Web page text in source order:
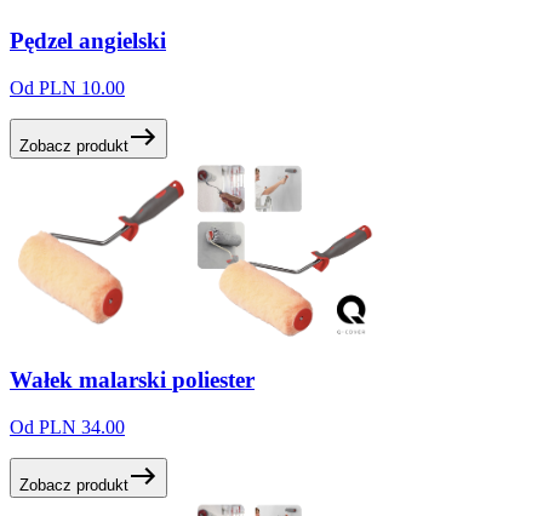
Pędzel angielski
Od PLN 10.00
Zobacz produkt
Wałek malarski poliester
Od PLN 34.00
Zobacz produkt